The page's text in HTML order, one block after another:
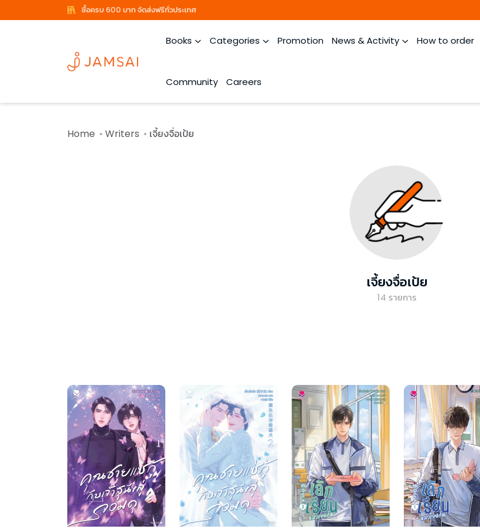
ซื้อครบ 600 บาท จัดส่งฟรีทั่วประเทศ
Books Categories Promotion News & Activity How to order
Community Careers
Home Writers เจี้ยงจื่อเป้ย
เจี้ยงจื่อเป้ย
14 รายการ